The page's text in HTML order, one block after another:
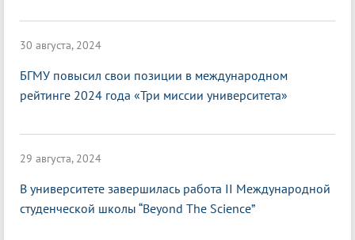
30 августа, 2024
БГМУ повысил свои позиции в международном
рейтинге 2024 года «Три миссии университета»
29 августа, 2024
В университете завершилась работа II Международной
студенческой школы “Beyond The Science”